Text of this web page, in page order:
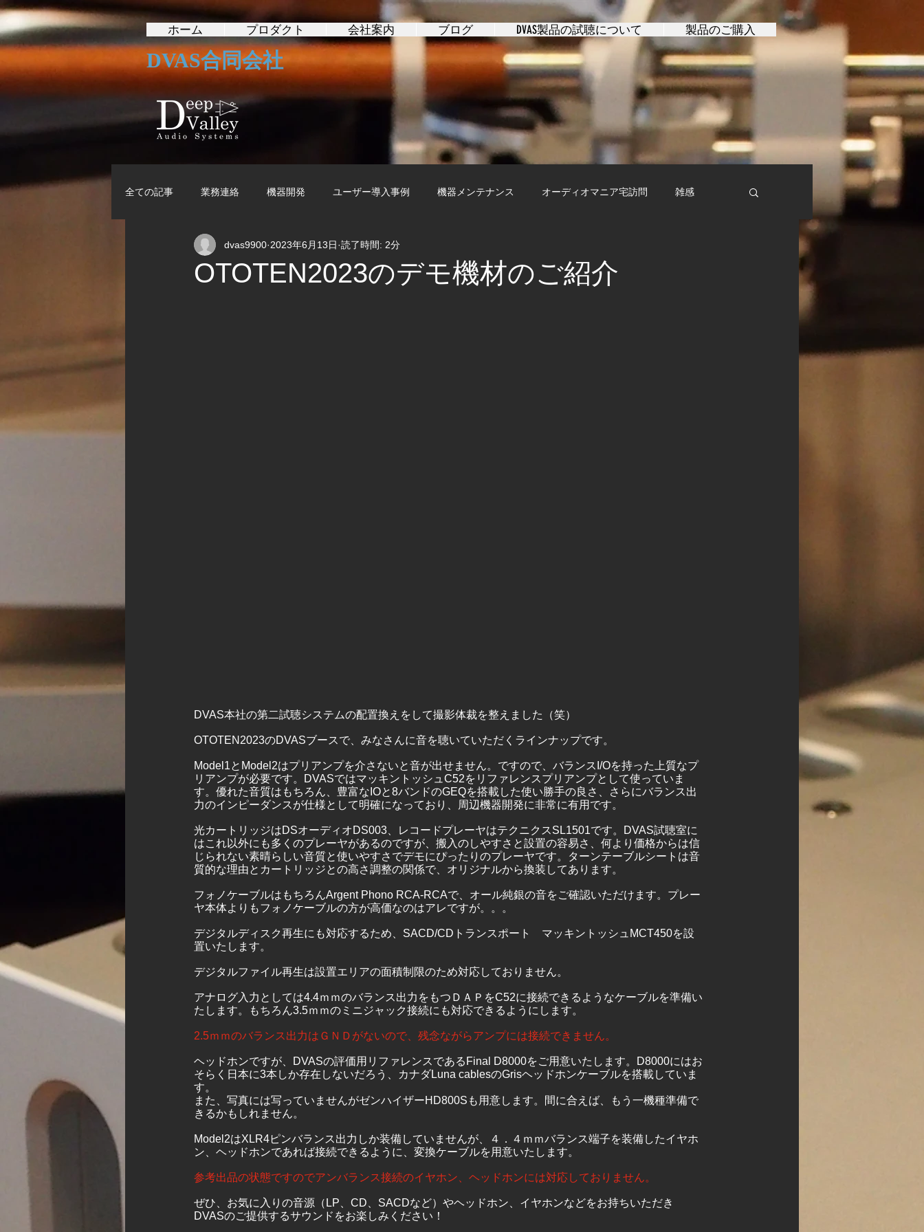
ホーム プロダクト 会社案内 ブログ DVAS製品の試聴について 製品のご購入
DVAS合同会社
全ての記事 業務連絡 機器開発 ユーザー導入事例 機器メンテナンス オーディオマニア宅訪問 雑感
OTOTEN2023のデモ機材のご紹介
dvas9900 2023年6月13日 読了時間: 2分
DVAS本社の第二試聴システムの配置換えをして撮影体裁を整えました（笑）
OTOTEN2023のDVASブースで、みなさんに音を聴いていただくラインナップです。
Model1とModel2はプリアンプを介さないと音が出せません。ですので、バランスI/Oを持った上質なプ
リアンプが必要です。DVASではマッキントッシュC52をリファレンスプリアンプとして使っていま
す。優れた音質はもちろん、豊富なIOと8バンドのGEQを搭載した使い勝手の良さ、さらにバランス出
力のインピーダンスが仕様として明確になっており、周辺機器開発に非常に有用です。
光カートリッジはDSオーディオDS003、レコードプレーヤはテクニクスSL1501です。DVAS試聴室に
はこれ以外にも多くのプレーヤがあるのですが、搬入のしやすさと設置の容易さ、何より価格からは信
じられない素晴らしい音質と使いやすさでデモにぴったりのプレーヤです。ターンテーブルシートは音
質的な理由とカートリッジとの高さ調整の関係で、オリジナルから換装してあります。
フォノケーブルはもちろんArgent Phono RCA-RCAで、オール純銀の音をご確認いただけます。プレー
ヤ本体よりもフォノケーブルの方が高価なのはアレですが。。。
デジタルディスク再生にも対応するため、SACD/CDトランスポート　マッキントッシュMCT450を設
置いたします。
デジタルファイル再生は設置エリアの面積制限のため対応しておりません。
アナログ入力としては4.4ｍｍのバランス出力をもつＤＡＰをC52に接続できるようなケーブルを準備い
たします。もちろん3.5ｍｍのミニジャック接続にも対応できるようにします。
2.5ｍｍのバランス出力はＧＮＤがないので、残念ながらアンプには接続できません。
ヘッドホンですが、DVASの評価用リファレンスであるFinal D8000をご用意いたします。D8000にはお
そらく日本に3本しか存在しないだろう、カナダLuna cablesのGrisヘッドホンケーブルを搭載していま
す。
また、写真には写っていませんがゼンハイザーHD800Sも用意します。間に合えば、もう一機種準備で
きるかもしれません。
Model2はXLR4ピンバランス出力しか装備していませんが、４．４ｍｍバランス端子を装備したイヤホ
ン、ヘッドホンであれば接続できるように、変換ケーブルを用意いたします。
参考出品の状態ですのでアンバランス接続のイヤホン、ヘッドホンには対応しておりません。
ぜひ、お気に入りの音源（LP、CD、SACDなど）やヘッドホン、イヤホンなどをお持ちいただき
DVASのご提供するサウンドをお楽しみください！